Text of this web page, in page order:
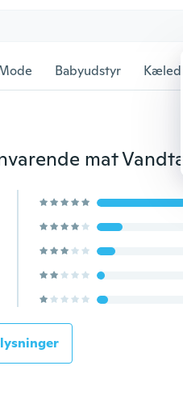
Babyudstyr